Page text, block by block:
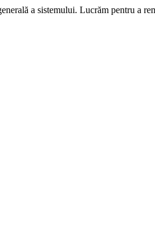
a sistemului. Lucrăm pentru a